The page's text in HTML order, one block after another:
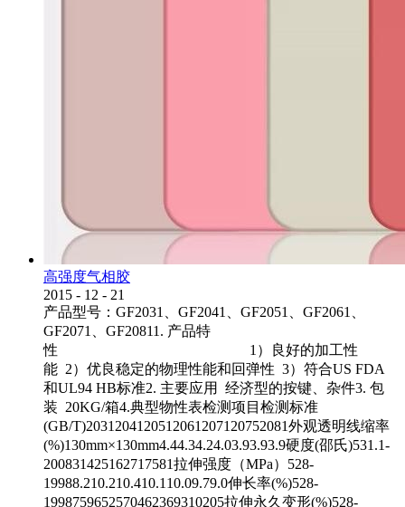
高强度气相胶
2015 - 12 - 21
产品型号：GF2031、GF2041、GF2051、GF2061、
GF2071、GF20811. 产品特
性 1）良好的加工性
能 2）优良稳定的物理性能和回弹性 3）符合US FDA
和UL94 HB标准2. 主要应用 经济型的按键、杂件3. 包
装 20KG/箱4.典型物性表检测项目检测标准
(GB/T)2031204120512061207120752081外观透明线缩率
(%)130mm×130mm4.44.34.24.03.93.93.9硬度(邵氏)531.1-
200831425162717581拉伸强度（MPa）528-
19988.210.210.410.110.09.79.0伸长率(%)528-
1998759652570462369310205拉伸永久变形(%)528-